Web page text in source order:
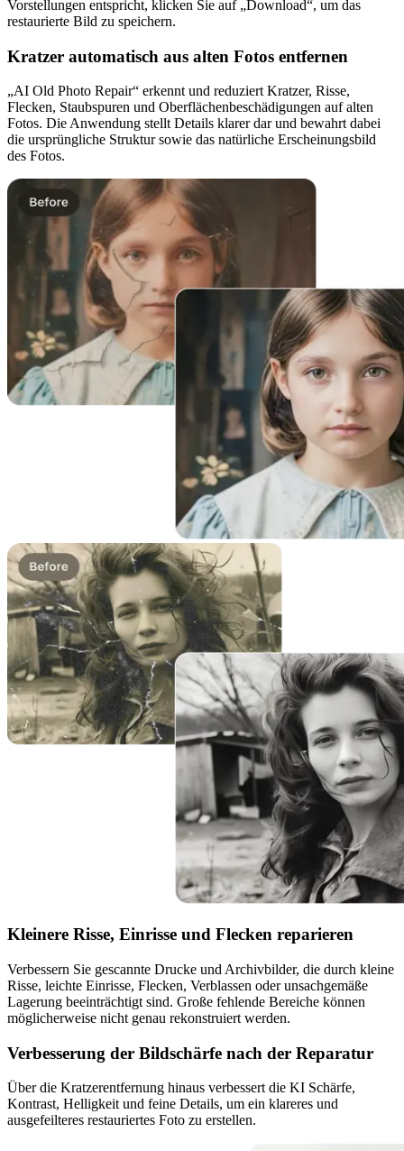
Vorstellungen entspricht, klicken Sie auf „Download“, um das
restaurierte Bild zu speichern.
Kratzer automatisch aus alten Fotos entfernen
„AI Old Photo Repair“ erkennt und reduziert Kratzer, Risse,
Flecken, Staubspuren und Oberflächenbeschädigungen auf alten
Fotos. Die Anwendung stellt Details klarer dar und bewahrt dabei
die ursprüngliche Struktur sowie das natürliche Erscheinungsbild
des Fotos.
Kleinere Risse, Einrisse und Flecken reparieren
Verbessern Sie gescannte Drucke und Archivbilder, die durch kleine
Risse, leichte Einrisse, Flecken, Verblassen oder unsachgemäße
Lagerung beeinträchtigt sind. Große fehlende Bereiche können
möglicherweise nicht genau rekonstruiert werden.
Verbesserung der Bildschärfe nach der Reparatur
Über die Kratzerentfernung hinaus verbessert die KI Schärfe,
Kontrast, Helligkeit und feine Details, um ein klareres und
ausgefeilteres restauriertes Foto zu erstellen.